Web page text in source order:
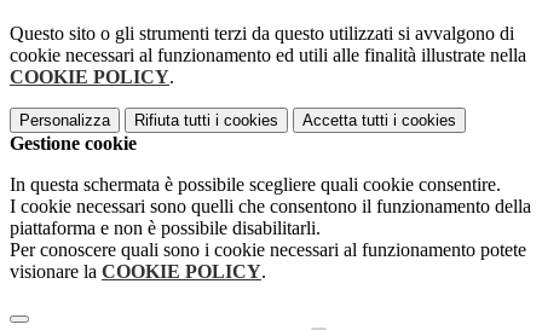
Questo sito o gli strumenti terzi da questo utilizzati si avvalgono di
cookie necessari al funzionamento ed utili alle finalità illustrate nella
COOKIE POLICY.
Personalizza Rifiuta tutti i cookies Accetta tutti i cookies
Gestione cookie
In questa schermata è possibile scegliere quali cookie consentire.
I cookie necessari sono quelli che consentono il funzionamento della
piattaforma e non è possibile disabilitarli.
Per conoscere quali sono i cookie necessari al funzionamento potete
visionare la COOKIE POLICY.